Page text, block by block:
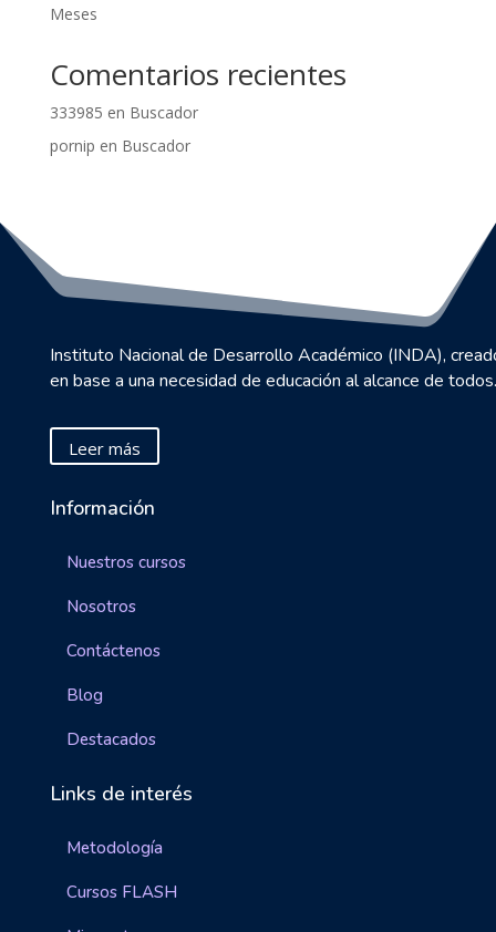
Meses
Comentarios recientes
333985 en Buscador
pornip en Buscador
Instituto Nacional de Desarrollo Académico (INDA),
en base a una necesidad de educación al alcance de todos.
Leer más
Información
Nuestros cursos
Nosotros
Contáctenos
Blog
Destacados
Links de interés
Metodología
Cursos FLASH